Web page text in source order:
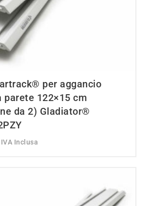
per aggancio
parete 122×15 cm
da 2) Gladiator®
IVA Inclusa